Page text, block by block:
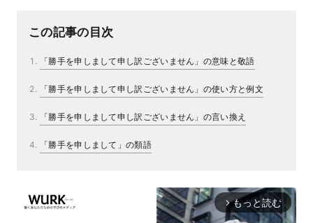
この記事の目次
「勝手を申しまして申し訳ございません」の意味と敬語
「勝手を申しまして申し訳ございません」の使い方と例文
「勝手を申しまして申し訳ございません」の言い換え
「勝手を申しまして」の類語
arrow_forward_ios もっと読む